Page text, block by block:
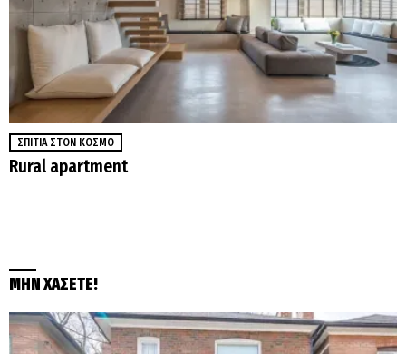
ΣΠΊΤΙΑ ΣΤΟΝ ΚΌΣΜΟ
Rural apartment
ΜΗΝ ΧΑΣΕΤΕ!